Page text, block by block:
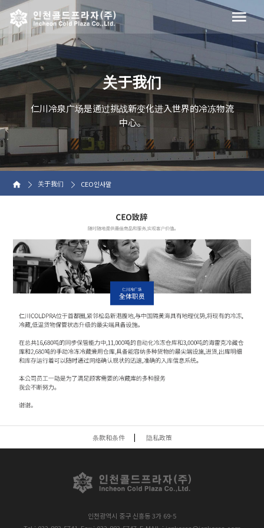
关于我们
仁川冷泉广场是通过挑战新变化进入世界的冷冻物流
中心。
关于我们 CEO인사말
条款和条件 隐私政策
인천광역시 중구 신흥동 3가 69-5